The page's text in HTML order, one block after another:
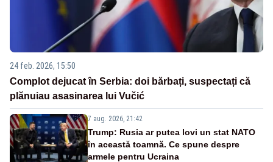
24 feb. 2026, 15:50
Complot dejucat în Serbia: doi bărbați, suspectați că
plănuiau asasinarea lui Vučić
7 aug. 2026, 21:42
Trump: Rusia ar putea lovi un stat NATO
în această toamnă. Ce spune despre
armele pentru Ucraina